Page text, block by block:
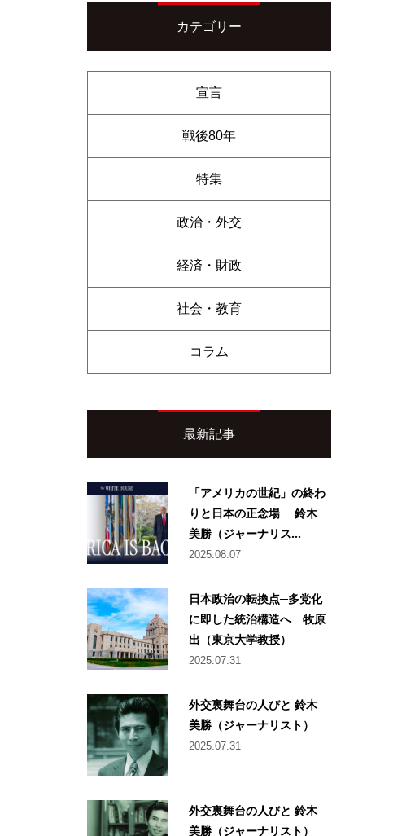
カテゴリー
宣言
戦後80年
特集
政治・外交
経済・財政
社会・教育
コラム
最新記事
「アメリカの世紀」の終わ
りと日本の正念場 鈴木
美勝（ジャーナリス...
2025.08.07
日本政治の転換点─多党化
に即した統治構造へ 牧原
出（東京大学教授）
2025.07.31
外交裏舞台の人びと 鈴木
美勝（ジャーナリスト）
2025.07.31
外交裏舞台の人びと 鈴木
美勝（ジャーナリスト）